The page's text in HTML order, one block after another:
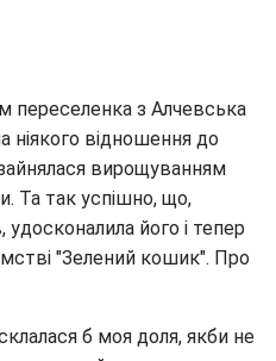
переселенка з Алчевська
ніякого відношення до
вирощуванням
Та так успішно, що,
його і тепер
"Зелений кошик". Про
б моя доля, якби не